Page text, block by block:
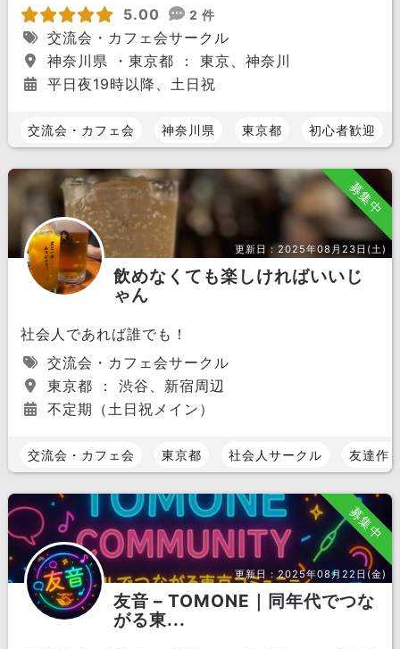
5.00
2 件
交流会・カフェ会サークル
神奈川県 ・東京都 ： 東京、神奈川
平日夜19時以降、土日祝
交流会・カフェ会 神奈川県 東京都 初心者歓迎
募集中
更新日：2025年08月23日(土)
飲めなくても楽しければいいじ
ゃん
社会人であれば誰でも！
交流会・カフェ会サークル
東京都 ： 渋谷、新宿周辺
不定期（土日祝メイン）
交流会・カフェ会 東京都 社会人サークル 友達作
募集中
更新日：2025年08月22日(金)
友音 – TOMONE｜同年代でつな
がる東...